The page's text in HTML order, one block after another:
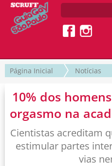
Página Inicial Notícias
10% dos
orgasmo na
Cientistas acreditam
estimular partes
vias